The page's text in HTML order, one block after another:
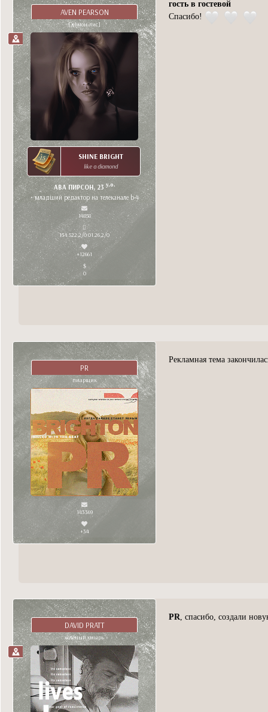
AVEN PEARSON
[демон-лис]
SHINE BRIGHT
like a diamond
АВА ПИРСОН, 23y.o.
• младший редактор на телеканале b-4
14858
134 522,2/0 01.26,2/0
+12661
0
гость в гостевой
Спасибо!
PR
пиарщик
143369
+34
Рекламная тема
DAVID PRATT
холёный хмырь
PR, спасибо, создали